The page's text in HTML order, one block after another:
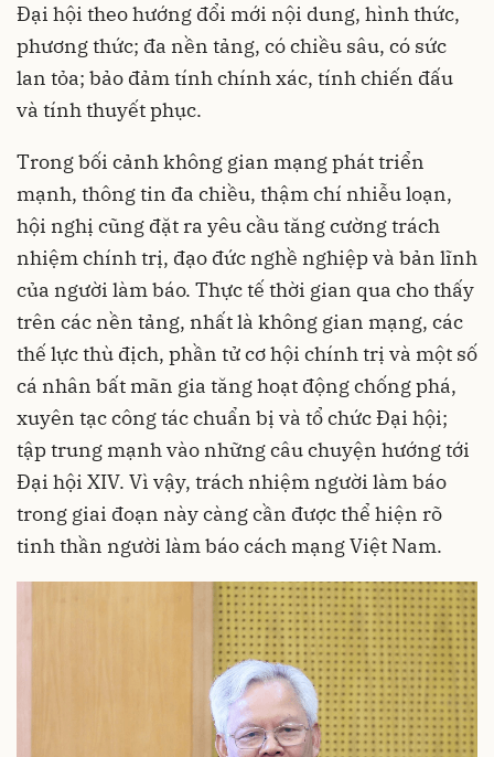
Đại hội theo hướng đổi mới nội dung, hình thức,
phương thức; đa nền tảng, có chiều sâu, có sức
lan tỏa; bảo đảm tính chính xác, tính chiến đấu
và tính thuyết phục.
Trong bối cảnh không gian mạng phát triển
mạnh, thông tin đa chiều, thậm chí nhiễu loạn,
hội nghị cũng đặt ra yêu cầu tăng cường trách
nhiệm chính trị, đạo đức nghề nghiệp và bản lĩnh
của người làm báo. Thực tế thời gian qua cho thấy
trên các nền tảng, nhất là không gian mạng, các
thế lực thù địch, phần tử cơ hội chính trị và một số
cá nhân bất mãn gia tăng hoạt động chống phá,
xuyên tạc công tác chuẩn bị và tổ chức Đại hội;
tập trung mạnh vào những câu chuyện hướng tới
Đại hội XIV. Vì vậy, trách nhiệm người làm báo
trong giai đoạn này càng cần được thể hiện rõ
tinh thần người làm báo cách mạng Việt Nam.